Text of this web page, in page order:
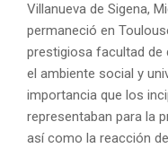
Villanueva de Sigena,
permaneció en
prestigiosa facultad de
el ambiente social y
importancia que los
representaban para la
así como la reacción